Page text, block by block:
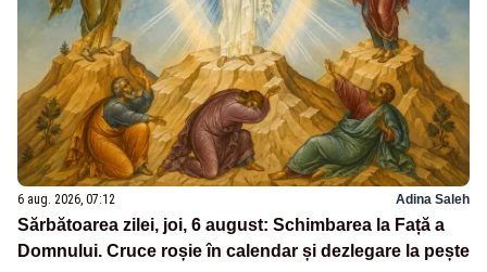
6 aug. 2026, 07:12 Adina Saleh
Sărbătoarea zilei, joi, 6 august: Schimbarea la Față a
Domnului. Cruce roșie în calendar și dezlegare la pește